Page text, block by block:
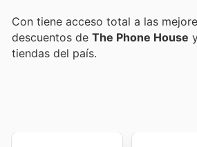
Con tiene acceso total a las
descuentos de The Phone House
tiendas del país.